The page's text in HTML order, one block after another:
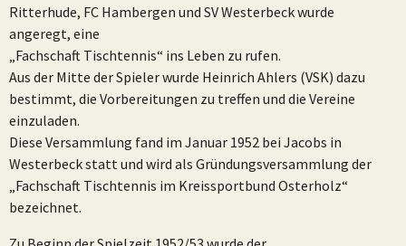
Ritterhude, FC Hambergen und SV Westerbeck wurde
angeregt, eine
„Fachschaft Tischtennis“ ins Leben zu rufen.
Aus der Mitte der Spieler wurde Heinrich Ahlers (VSK) dazu
bestimmt, die Vorbereitungen zu treffen und die Vereine
einzuladen.
Diese Versammlung fand im Januar 1952 bei Jacobs in
Westerbeck statt und wird als Gründungsversammlung der
„Fachschaft Tischtennis im Kreissportbund Osterholz“
bezeichnet.